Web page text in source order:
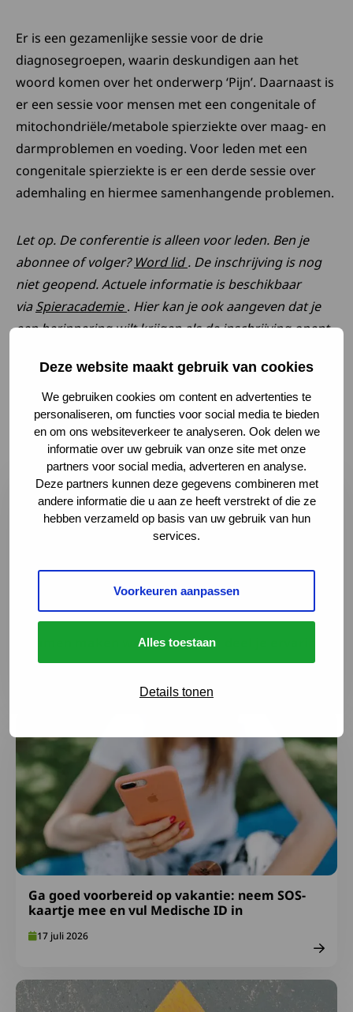
Deze website maakt gebruik van cookies
We gebruiken cookies om content en advertenties te
personaliseren, om functies voor social media te bieden
en om ons websiteverkeer te analyseren. Ook delen we
informatie over uw gebruik van onze site met onze
partners voor social media, adverteren en analyse.
Deze partners kunnen deze gegevens combineren met
andere informatie die u aan ze heeft verstrekt of die ze
hebben verzameld op basis van uw gebruik van hun
services.
Voorkeuren aanpassen
Alles toestaan
Details tonen
Er is een gezamenlijke sessie voor de drie
diagnosegroepen, waarin deskundigen aan het
woord komen over het onderwerp ‘Pijn’. Daarnaast is
er een sessie voor mensen met een congenitale of
mitochondriële/metabole spierziekte over maag- en
darmproblemen en voeding. Voor leden met een
congenitale spierziekte is er een derde sessie over
ademhaling en hiermee samenhangende problemen.
Let op. De conferentie is alleen voor leden. Ben je
abonnee of volger? Word lidDeze link opent in een
. De inschrijving is nog
niet geopend. Actuele informatie is beschikbaar
viaSpieracademieDeze link opent in een nieuw tabblad
. Hier kan je ook aangeven dat je
een herinnering wilt krijgen als de inschrijving opent.
Laatste nieuws en
ontwikkelingen
Samen maken we het verschil: deel je ervaring
Lees meer over Samen maken we het verschil: deel je
Ga goed voorbereid op vakantie: neem SOS-
kaartje mee en vul Medische ID in
17 juli 2026
Lees meer over Afspraken over gepast gebruik FA-